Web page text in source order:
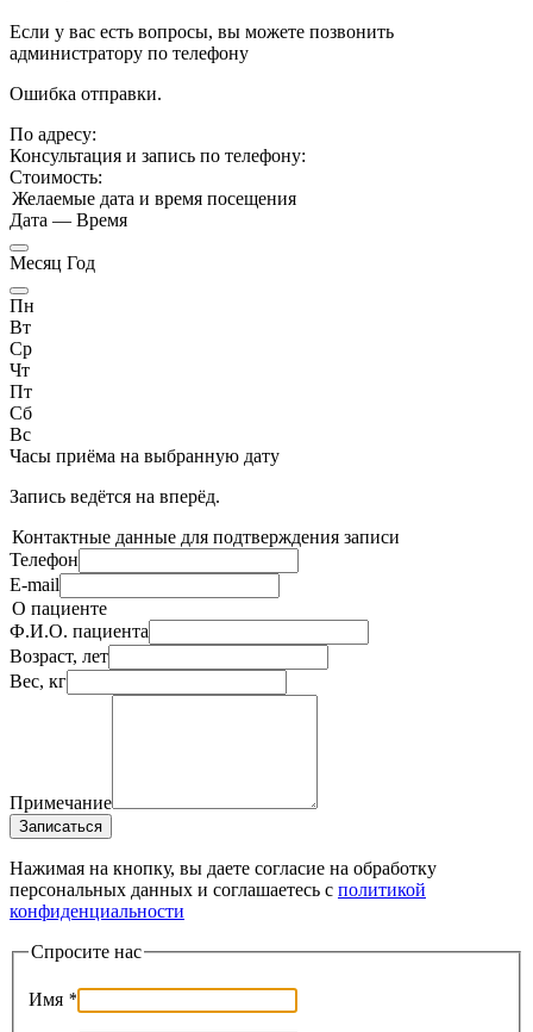
Если у вас есть вопросы, вы можете позвонить
администратору по телефону
Ошибка отправки.
По адресу:
Консультация и запись по телефону:
Стоимость:
Желаемые дата и время посещения
Дата — Время
Месяц Год
Пн
Вт
Ср
Чт
Пт
Сб
Вс
Часы приёма на выбранную дату
Запись ведётся на вперёд.
Контактные данные для подтверждения записи
Телефон
E-mail
О пациенте
Ф.И.О. пациента
Возраст, лет
Вес, кг
Примечание
Записаться
Нажимая на кнопку, вы даете согласие на обработку
персональных данных и соглашаетесь c политикой
конфиденциальности
Спросите нас
Имя *